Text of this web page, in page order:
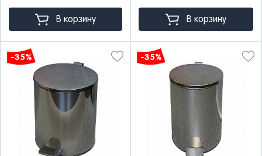
В корзину В корзину
-35% -35%